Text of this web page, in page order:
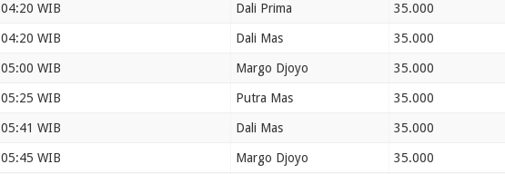
04:20 WIB Dali Prima 35.000
04:20 WIB Dali Mas 35.000
05:00 WIB Margo Djoyo 35.000
05:25 WIB Putra Mas 35.000
05:41 WIB Dali Mas 35.000
05:45 WIB Margo Djoyo 35.000